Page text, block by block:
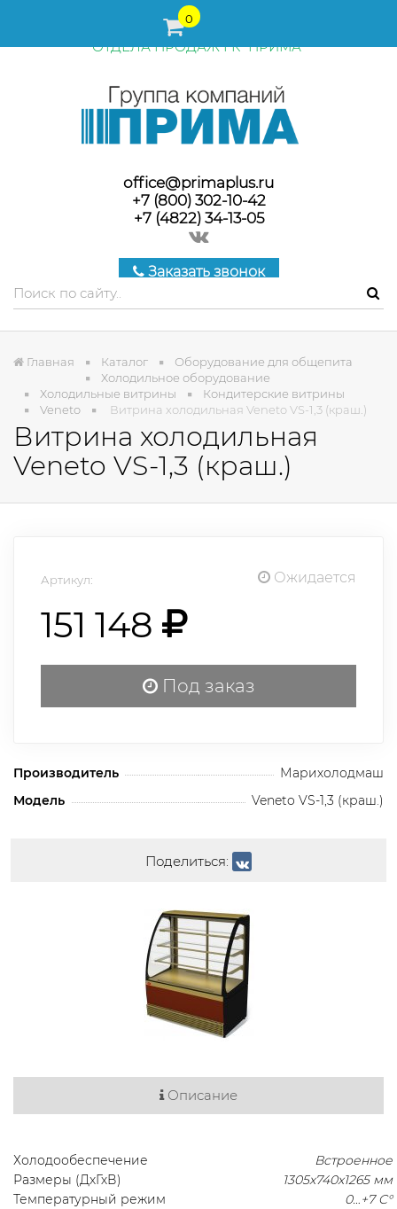
0
ПЕРЕД ОФОРМЛЕНИЕМ ЗАКАЗА, СТОИМОСТЬ И СРОКИ
ПОСТАВКИ ТОВАРА УТОЧНЯЙТЕ У МЕНЕДЖЕРОВ
ОТДЕЛА ПРОДАЖ ГК "ПРИМА"
office@primaplus.ru
+7 (800) 302-10-42
+7 (4822) 34-13-05
Заказать звонок
Главная Каталог
Оборудование для общепита
Холодильное оборудование
Холодильные витрины
Кондитерские витрины
Veneto
Витрина холодильная Veneto VS-1,3 (краш.)
Витрина холодильная
Veneto VS-1,3 (краш.)
Артикул: Ожидается
151 148
Под заказ
Производитель
Марихолодмаш
Модель
Veneto VS-1,3 (краш.)
Поделиться:
Описание
Холодообеспечение
Встроенное
Размеры (ДхГхВ)
1305х740х1265 мм
Температурный режим
0…+7 C°